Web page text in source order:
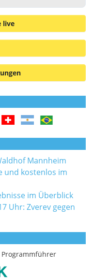
live
Mannheim
und kostenlos im
im Überblick
Uhr: Zverev gegen